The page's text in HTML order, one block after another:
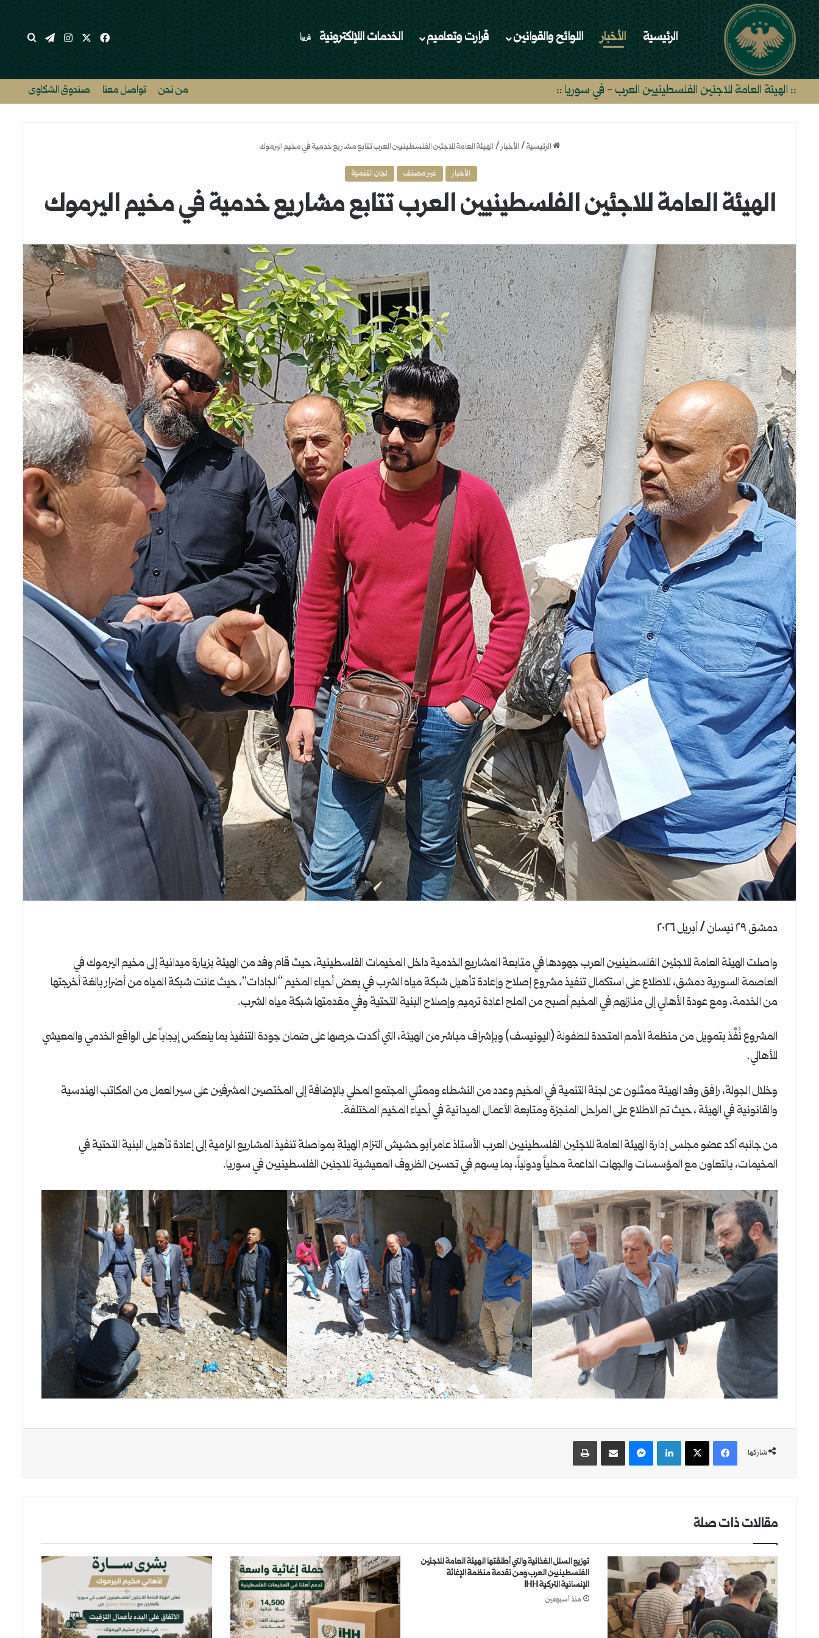
الرئيسية الأخبار اللوائح والقوانين قرارت وتعاميم الخدمات اللإلكترونية قريباُ فيسبوك انستقرام
تيلقرامبحث
:: الهيئة العامة للاجئين الفلسطينيين العرب - في سوريا :: من نحن تواصل معنا صندوق الشكاوى
الرئيسية/ الأخبار/ الهيئة العامة للاجئين الفلسطينيين العرب تتابع مشاريع خدمية في مخيم اليرموك
الأخبار غير مصنف لجان التنمية
الهيئة العامة للاجئين الفلسطينيين العرب تتابع مشاريع خدمية في مخيم اليرموك
دمشق ٢٩ نيسان / أبريل ٢٠٢٦
واصلت الهيئة العامة للاجئين الفلسطينيين العرب جهودها في متابعة المشاريع الخدمية داخل المخيمات الفلسطينية، حيث قام وفد من الهيئة بزيارة ميدانية إلى مخيم اليرموك في
العاصمة السورية دمشق، للاطلاع على استكمال تنفيذ مشروع إصلاح وإعادة تأهيل شبكة مياه الشرب في بعض أحياء المخيم “الجادات”، حيث عانت شبكة المياه من أضرار بالغة أخرجتها
من الخدمة، ومع عودة الأهالي إلى منازلهم في المخيم أصبح من الملح اعادة ترميم وإصلاح البنية التحتية وفي مقدمتها شبكة مياه الشرب.
المشروع نُفِّذ بتمويل من منظمة الأمم المتحدة للطفولة (اليونيسف) وبإشراف مباشر من الهيئة، التي أكدت حرصها على ضمان جودة التنفيذ بما ينعكس إيجاباً على الواقع الخدمي والمعيشي
للأهالي.
وخلال الجولة، رافق وفد الهيئة ممثلون عن لجنة التنمية في المخيم وعدد من النشطاء وممثلي المجتمع المحلي بالإضافة إلى المختصين المشرفين على سير العمل من المكاتب الهندسية
والقانونية في الهيئة ، حيث تم الاطلاع على المراحل المنجزة ومتابعة الأعمال الميدانية في أحياء المخيم المختلفة.
من جانبه أكد عضو مجلس إدارة الهيئة العامة للاجئين الفلسطينيين العرب الأستاذ عامر أبو حشيش التزام الهيئة بمواصلة تنفيذ المشاريع الرامية إلى إعادة تأهيل البنية التحتية في
المخيمات، بالتعاون مع المؤسسات والجهات الداعمة محلياً ودولياً، بما يسهم في تحسين الظروف المعيشية للاجئين الفلسطينيين في سوريا.
شاركها
فيسبوك‫X لينكدإن ماسنجر مشاركة عبر البريد طباعة
مقالات ذات صلة
توزيع السلل الغذائية والتي أطلقتها الهيئة العامة للاجئين
الفلسطينيين العرب ومن تقدمة منظمة الإغاثة
الإنسانية التركية IHH
منذ أسبوعين